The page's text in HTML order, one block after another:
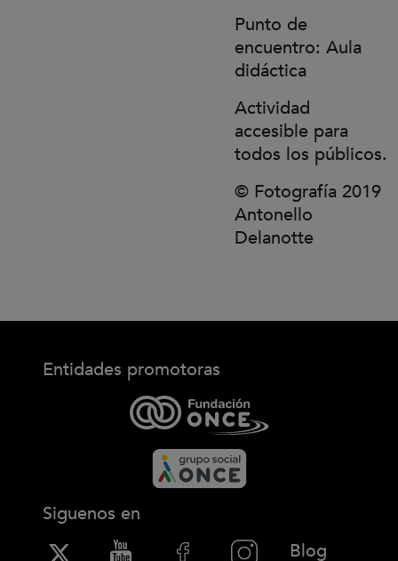
Punto de
encuentro: Aula
didáctica
Actividad
accesible para
todos los públicos.
© Fotografía 2019
Antonello
Delanotte
Entidades promotoras
Siguenos en
Blog